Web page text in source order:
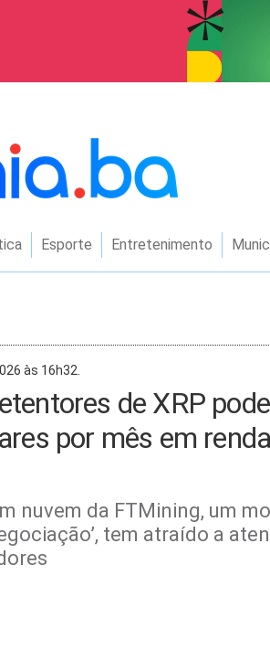
Esporte Entretenimento
às 16h32.
de XRP
por mês em
nuvem da FTMining, um
tem atraído a